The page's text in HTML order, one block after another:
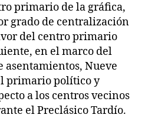
primario de la gráfica,
grado de centralización
del centro primario
en el marco del
asentamientos, Nueve
primario político y
a los centros vecinos
el Preclásico Tardío.